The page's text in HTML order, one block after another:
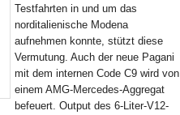
Testfahrten in und um das
norditalienische Modena
aufnehmen konnte, stützt diese
Vermutung. Auch der neue Pagani
mit dem internen Code C9 wird von
einem AMG-Mercedes-Aggregat
befeuert. Output des 6-Liter-V12-